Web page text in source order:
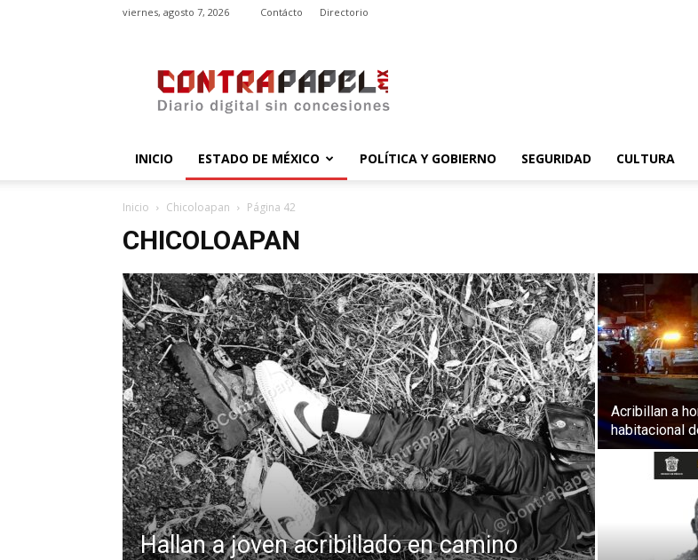
viernes, agosto 7, 2026 Contácto Directorio
INICIO ESTADO DE MÉXICO POLÍTICA Y GOBIERNO SEGURIDAD CULTURA
Inicio Chicoloapan Página 42
CHICOLOAPAN
Hallan a joven acribillado en camino
Acribillan a
habitacional